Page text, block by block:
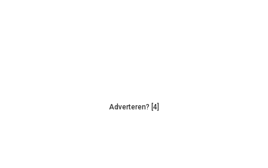
Adverteren? [4]